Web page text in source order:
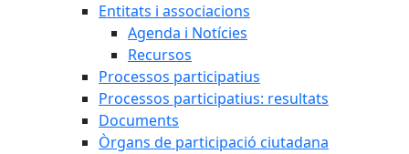
Entitats i associacions
Agenda i Notícies
Recursos
Processos participatius
Processos participatius: resultats
Documents
Òrgans de participació ciutadana